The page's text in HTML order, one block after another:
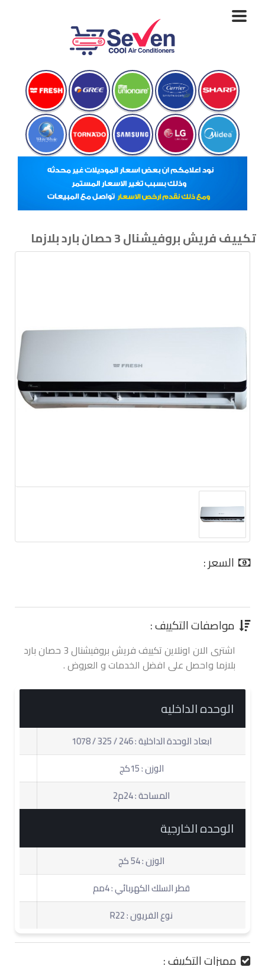
Toggle
تكييف فريش بروفيشنال 3 حصان بارد بلازما
السعر :
مواصفات التكييف :
اشترى الان اونلاين تكييف فريش بروفيشنال 3 حصان بارد
بلازما واحصل على افضل الخدمات و العروض .
الوحده الداخليه
ابعاد الوحدة الداخلية : 246 / 325 / 1078
الوزن : 15كج
المساحة : 24م2
الوحده الخارجية
الوزن : 54 كج
قطر السلك الكهربائي : 4مم
نوع الفريون : R22
مميزات التكييف :